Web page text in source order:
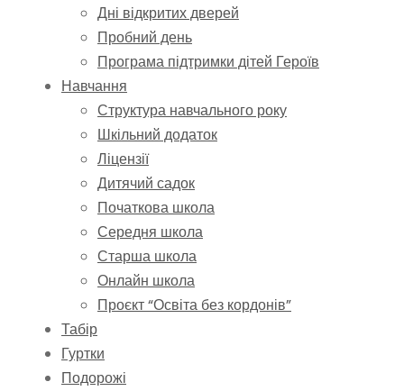
Дні відкритих дверей
Пробний день
Програма підтримки дітей Героїв
Навчання
Структура навчального року
Шкільний додаток
Ліцензії
Дитячий садок
Початкова школа
Середня школа
Старша школа
Онлайн школа
Проєкт “Освіта без кордонів”
Табір
Гуртки
Подорожі